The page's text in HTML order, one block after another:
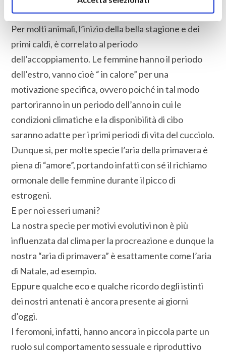
Per molti animali, l’inizio della bella stagione e dei
primi caldi, è correlato al periodo
dell’accoppiamento. Le femmine hanno il periodo
dell’estro, vanno cioè “ in calore” per una
motivazione specifica, ovvero poiché in tal modo
partoriranno in un periodo dell’anno in cui le
condizioni climatiche e la disponibilità di cibo
saranno adatte per i primi periodi di vita del cucciolo.
Dunque sì, per molte specie l’aria della primavera è
piena di “amore”, portando infatti con sé il richiamo
ormonale delle femmine durante il picco di
estrogeni.
E per noi esseri umani?
La nostra specie per motivi evolutivi non è più
influenzata dal clima per la procreazione e dunque la
nostra “aria di primavera” è esattamente come l’aria
di Natale, ad esempio.
Eppure qualche eco e qualche ricordo degli istinti
dei nostri antenati è ancora presente ai giorni
d’oggi.
I feromoni, infatti, hanno ancora in piccola parte un
ruolo sul comportamento sessuale e riproduttivo